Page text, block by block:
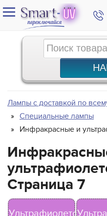
Лампы с доставкой по
Специальные лампы
Инфракрасные и
Страница 7
Ультрафиолетовые